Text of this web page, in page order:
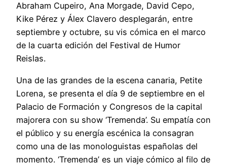
Abraham Cupeiro, Ana Morgade, David Cepo,
Kike Pérez y Álex Clavero desplegarán, entre
septiembre y octubre, su vis cómica en el marco
de la cuarta edición del Festival de Humor
Reislas.
Una de las grandes de la escena canaria, Petite
Lorena, se presenta el día 9 de septiembre en el
Palacio de Formación y Congresos de la capital
majorera con su show ‘Tremenda’. Su empatía con
el público y su energía escénica la consagran
como una de las monologuistas españolas del
momento. ‘Tremenda’ es un viaje cómico al filo de